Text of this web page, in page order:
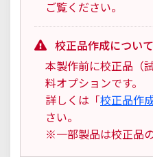
ご覧ください。
校正品作成について
本製作前に校正品（
料オプションです。
詳しくは「校正品作
さい。
※一部製品は校正品